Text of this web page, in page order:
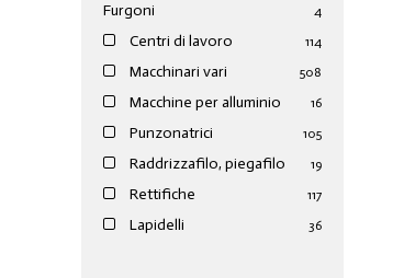
Furgoni
4
Centri di lavoro 114
Macchinari vari 508
Macchine per alluminio 16
Punzonatrici 105
Raddrizzafilo, piegafilo 19
Rettifiche 117
Lapidelli 36